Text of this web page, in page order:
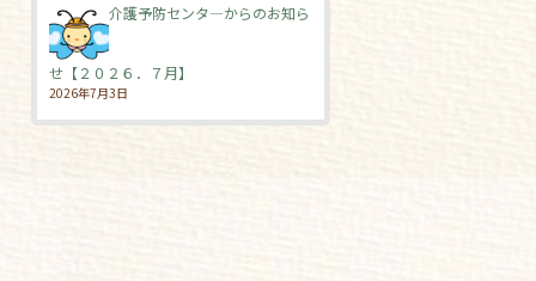
介護予防センタ―からのお知ら
せ【２０２６．７月】
2026年7月3日